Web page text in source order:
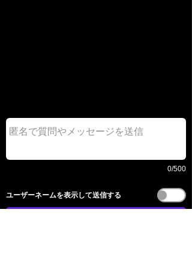
0/500
​ユーザーネームを表示して送信する